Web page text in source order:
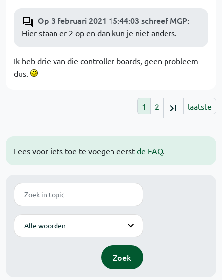
Lees voor iets toe te voegen eerst de FAQ.
Zoek
Modus
Zoek
Op 3 februari 2021 15:44:03 schreef MGP:
Hier staan er 2 op en dan kun je niet anders.
Ik heb drie van die controller boards, geen probleem
dus.
1 2 laatste